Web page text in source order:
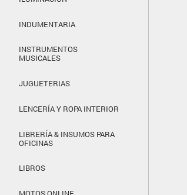
INDUMENTARIA
INSTRUMENTOS
MUSICALES
JUGUETERIAS
LENCERÍA Y ROPA INTERIOR
LIBRERÍA & INSUMOS PARA
OFICINAS
LIBROS